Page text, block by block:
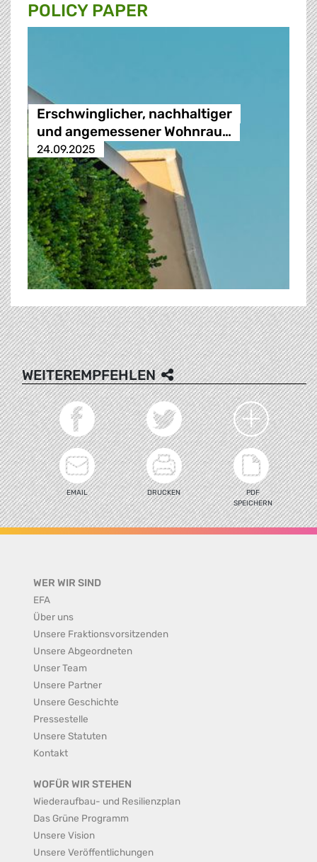
POLICY PAPER
Erschwinglicher, nachhaltiger
und angemessener Wohnrau…
24.09.2025
WEITEREMPFEHLEN
EMAIL DRUCKEN
PDF
SPEICHERN
WER WIR SIND
EFA
Über uns
Unsere Fraktionsvorsitzenden
Unsere Abgeordneten
Unser Team
Unsere Partner
Unsere Geschichte
Pressestelle
Unsere Statuten
Kontakt
WOFÜR WIR STEHEN
Wiederaufbau- und Resilienzplan
Das Grüne Programm
Unsere Vision
Unsere Veröffentlichungen